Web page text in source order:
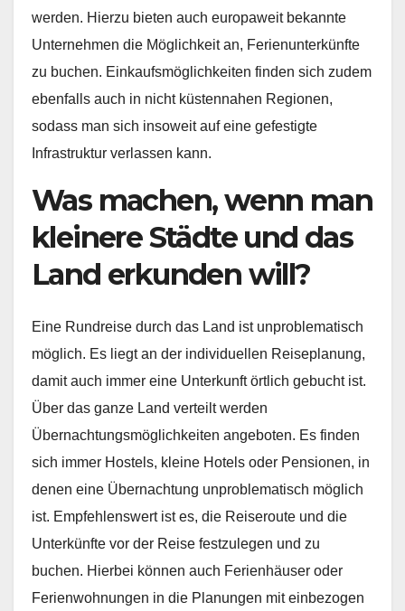
werden. Hierzu bieten auch europaweit bekannte
Unternehmen die Möglichkeit an, Ferienunterkünfte
zu buchen. Einkaufsmöglichkeiten finden sich zudem
ebenfalls auch in nicht küstennahen Regionen,
sodass man sich insoweit auf eine gefestigte
Infrastruktur verlassen kann.
Was machen, wenn man
kleinere Städte und das
Land erkunden will?
Eine Rundreise durch das Land ist unproblematisch
möglich. Es liegt an der individuellen Reiseplanung,
damit auch immer eine Unterkunft örtlich gebucht ist.
Über das ganze Land verteilt werden
Übernachtungsmöglichkeiten angeboten. Es finden
sich immer Hostels, kleine Hotels oder Pensionen, in
denen eine Übernachtung unproblematisch möglich
ist. Empfehlenswert ist es, die Reiseroute und die
Unterkünfte vor der Reise festzulegen und zu
buchen. Hierbei können auch Ferienhäuser oder
Ferienwohnungen in die Planungen mit einbezogen